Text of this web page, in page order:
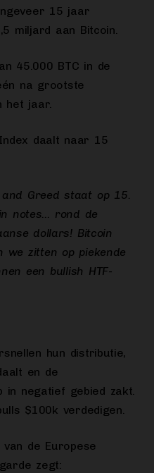
15 jaar
miljard aan Bitcoin.
45.000 BTC in de
na grootste
het jaar.
daalt naar 15
Greed staat op 15.
notes… rond de
dollars! Bitcoin
we zitten op piekende
een bullish HTF-
hun distributie,
en de
in negatief gebied zakt.
$100k verdedigen.
de Europese
zegt: